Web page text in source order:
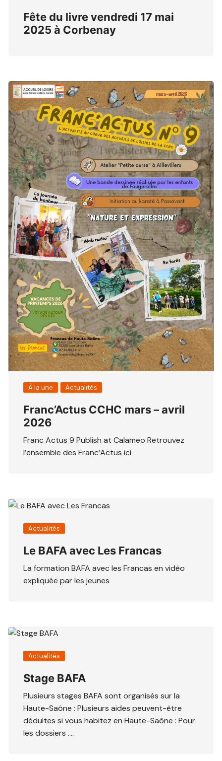
Fête du livre vendredi 17 mai
2025 à Corbenay
À la une Actualités
Franc’Actus CCHC mars – avril
2026
Franc Actus 9 Publish at Calameo Retrouvez
l’ensemble des Franc’Actus ici
Actualités
Le BAFA avec Les Francas
La formation BAFA avec les Francas en vidéo
expliquée par les jeunes
Actualités
Stage BAFA
Plusieurs stages BAFA sont organisés sur la
Haute-Saône : Plusieurs aides peuvent-être
déduites si vous habitez en Haute-Saône : Pour
les dossiers ….